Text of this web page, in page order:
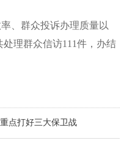
、群众投诉办理质量以
理群众信访111件，办结
点打好三大保卫战